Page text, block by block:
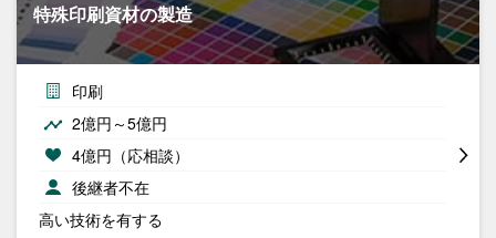
特殊印刷資材の製造
印刷
2億円～5億円
4億円（応相談）
後継者不在
高い技術を有する